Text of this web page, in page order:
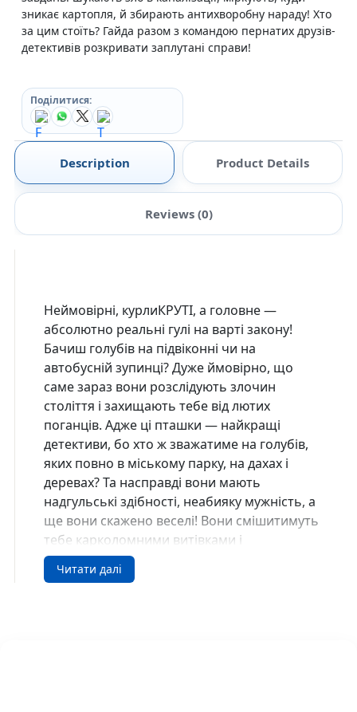
зникає картопля, й збирають антихворобну нараду! Хто
за цим стоїть? Гайда разом з командою пернатих друзів-
детективів розкривати заплутані справи!
Поділитися:
Description Product Details
Reviews (0)
Неймовірні, курлиКРУТІ, а головне —
абсолютно реальні гулі на варті закону!
Бачиш голубів на підвіконні чи на
автобусній зупинці? Дуже ймовірно, що
саме зараз вони розслідують злочин
століття і захищають тебе від лютих
поганців. Адже ці пташки — найкращі
детективи, бо хто ж зважатиме на голубів,
яких повно в міському парку, на дахах і
деревах? Та насправді вони мають
надгульські здібності, неабияку мужність, а
ще вони скажено веселі! Вони смішитимуть
тебе карколомними витівками і
триматимуть у постійному напруженні, бо
беруться до непростих завдань: шукають
Читати далі